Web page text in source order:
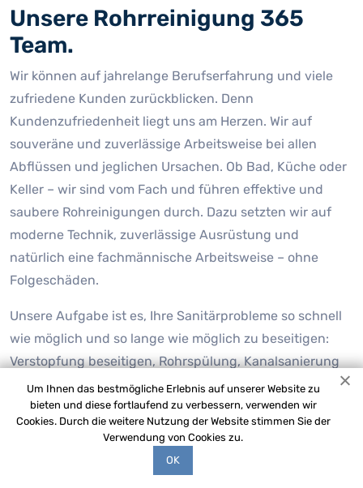
Unsere Rohrreinigung 365
Team.
Wir können auf jahrelange Berufserfahrung und viele
zufriedene Kunden zurückblicken. Denn
Kundenzufriedenheit liegt uns am Herzen. Wir auf
souveräne und zuverlässige Arbeitsweise bei allen
Abflüssen und jeglichen Ursachen. Ob Bad, Küche oder
Keller – wir sind vom Fach und führen effektive und
saubere Rohreinigungen durch. Dazu setzten wir auf
moderne Technik, zuverlässige Ausrüstung und
natürlich eine fachmännische Arbeitsweise – ohne
Folgeschäden.
Unsere Aufgabe ist es, Ihre Sanitärprobleme so schnell
wie möglich und so lange wie möglich zu beseitigen:
Verstopfung beseitigen, Rohrspülung, Kanalsanierung
oder eine Videodiagnose erstellen. Wir unterscheiden
uns von unseren Mitbewerbern durch unseren
umfangreichen Fuhrpark an Spezialgeräten und unsere
festen Kosten. Wir sind stolz darauf, sagen zu können,
dass es für Rohrreinigung Kollnburg Himmelwies keine
Um Ihnen das bestmögliche Erlebnis auf unserer Website zu
bieten und diese fortlaufend zu verbessern, verwenden wir
Cookies. Durch die weitere Nutzung der Website stimmen Sie der
Verwendung von Cookies zu.
OK